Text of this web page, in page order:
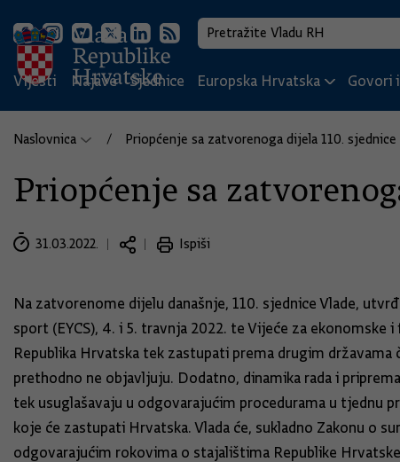
Vijesti Najave Sjednice Europska Hrvatska Govori
Naslovnica Priopćenje sa zatvorenoga dijela 110. sjednice
Priopćenje sa
31.03.2022. Ispiši
Na zatvorenome dijelu današnje, 110. sjednice Vlade,
sport (EYCS), 4. i 5. travnja 2022. te Vijeće za
Republika Hrvatska tek zastupati prema drugim
prethodno ne objavljuju. Dodatno, dinamika rada i
tek usuglašavaju u odgovarajućim procedurama u tjednu
koje će zastupati Hrvatska. Vlada će, sukladno Zakonu o
odgovarajućim rokovima o stajalištima Republike